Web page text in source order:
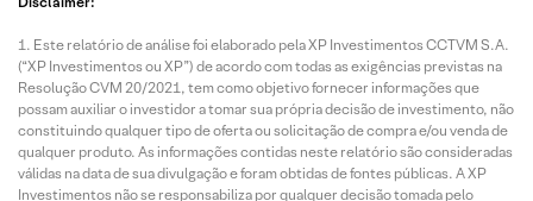
Este relatório de análise foi elaborado pela XP Investimentos CCTVM S.A.
(“XP Investimentos ou XP”) de acordo com todas as exigências previstas na
Resolução CVM 20/2021, tem como objetivo fornecer informações que
possam auxiliar o investidor a tomar sua própria decisão de investimento, não
constituindo qualquer tipo de oferta ou solicitação de compra e/ou venda de
qualquer produto. As informações contidas neste relatório são consideradas
válidas na data de sua divulgação e foram obtidas de fontes públicas. A XP
Investimentos não se responsabiliza por qualquer decisão tomada pelo